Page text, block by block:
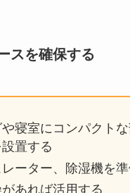
スを確保する
や寝室にコンパクト
置する
ーター、除湿機を
あれば活用する